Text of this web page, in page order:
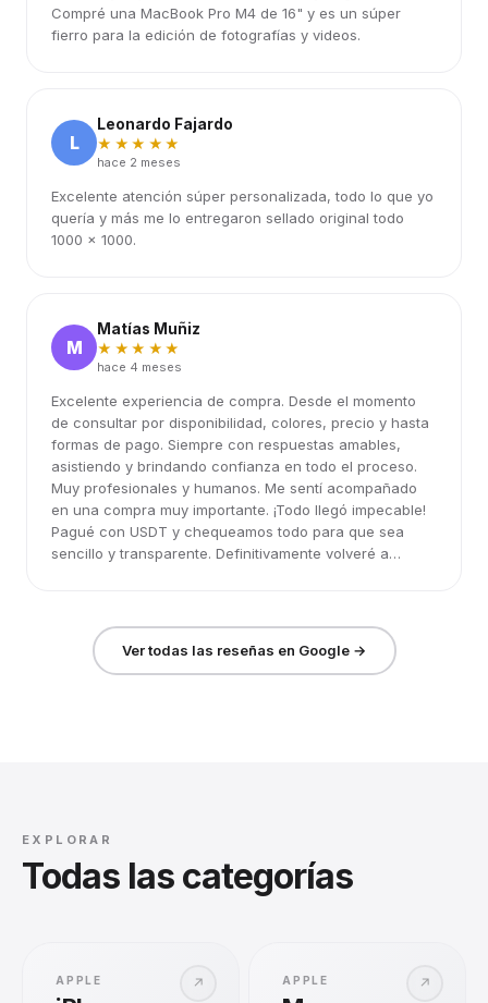
Compré una MacBook Pro M4 de 16" y es un súper
fierro para la edición de fotografías y videos.
L
Leonardo Fajardo
★★★★★
hace 2 meses
Excelente atención súper personalizada, todo lo que yo
quería y más me lo entregaron sellado original todo
1000 x 1000.
M
Matías Muñiz
★★★★★
hace 4 meses
Excelente experiencia de compra. Desde el momento
de consultar por disponibilidad, colores, precio y hasta
formas de pago. Siempre con respuestas amables,
asistiendo y brindando confianza en todo el proceso.
Muy profesionales y humanos. Me sentí acompañado
en una compra muy importante. ¡Todo llegó impecable!
Pagué con USDT y chequeamos todo para que sea
sencillo y transparente. Definitivamente volveré a
Ver todas las reseñas en Google →
EXPLORAR
Todas las categorías
↗
APPLE ↗
APPLE